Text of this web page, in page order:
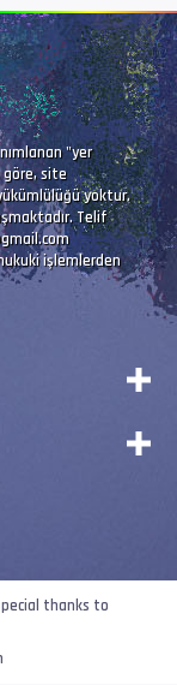
"yer
göre, site
yoktur.
Telif
işlemlerden
thanks to